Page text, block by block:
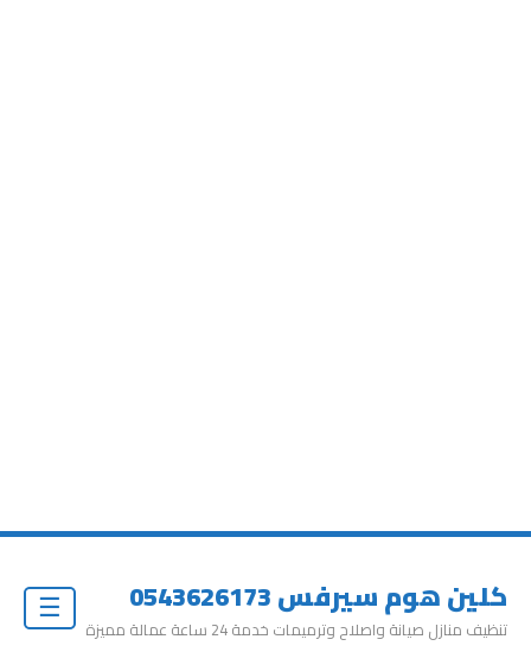
كلين هوم سيرفس 0543626173
تنظيف منازل صيانة واصلاح وترميمات خدمة 24 ساعة عمالة مميزة